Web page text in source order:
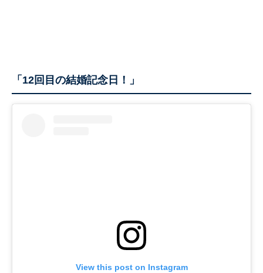
「12回目の結婚記念日！」
View this post on Instagram